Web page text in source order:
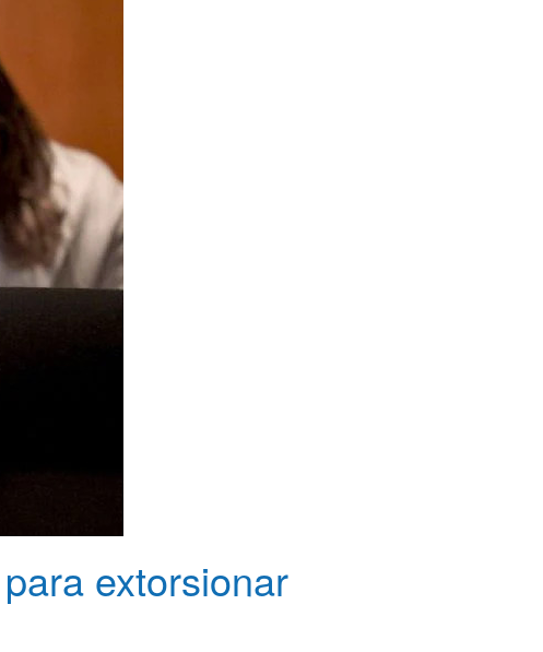
extorsionar